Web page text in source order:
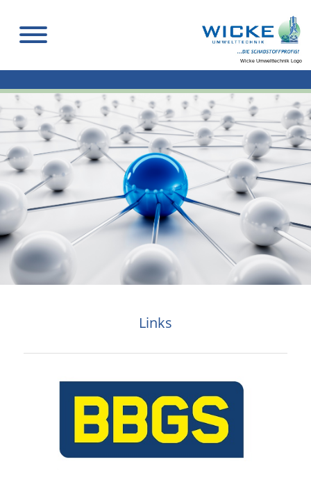
Wicke Umwelttechnik Logo
Links